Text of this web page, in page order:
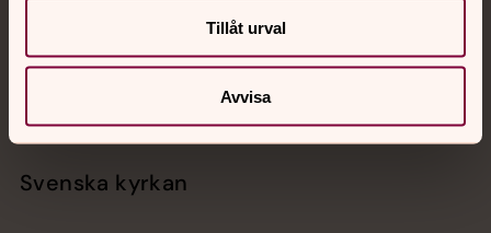
Tillåt urval
Avvisa
Digitalt brev
Telefon 112
Svenska kyrkan